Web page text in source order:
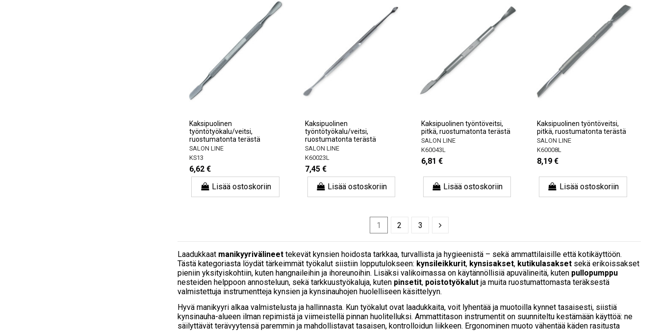
Kaksipuolinen
työntötyökalu/veitsi,
ruostumatonta terästä
SALON LINE
KS13
6,62 €
Lisää ostoskoriin
Kaksipuolinen
työntötyökalu/veitsi,
ruostumatonta terästä
SALON LINE
K60023L
7,45 €
Lisää ostoskoriin
Kaksipuolinen työntöveitsi,
pitkä, ruostumatonta terästä
SALON LINE
K60043L
6,81 €
Lisää ostoskoriin
Kaksipuolinen työntöveitsi,
pitkä, ruostumatonta terästä
SALON LINE
K60008L
8,19 €
Lisää ostoskoriin
1 2 3
Laadukkaat manikyyrivälineet tekevät kynsien hoidosta tarkkaa, turvallista ja hygieenistä – sekä ammattilaisille että kotikäyttöön.
Tästä kategoriasta löydät tärkeimmät työkalut siistiin lopputulokseen: kynsileikkurit, kynsisakset, kutikulasakset sekä erikoissakset
pieniin yksityiskohtiin, kuten hangnaileihin ja ihoreunoihin. Lisäksi valikoimassa on käytännöllisiä apuvälineitä, kuten pullopumppu
nesteiden helppoon annosteluun, sekä tarkkuustyökaluja, kuten pinsetit, poistotyökalut ja muita ruostumattomasta teräksestä
valmistettuja instrumentteja kynsien ja kynsinauhojen huolelliseen käsittelyyn.
Hyvä manikyyri alkaa valmistelusta ja hallinnasta. Kun työkalut ovat laadukkaita, voit lyhentää ja muotoilla kynnet tasaisesti, siistiä
kynsinauha-alueen ilman repimistä ja viimeistellä pinnan huolitelluksi. Ammattitason instrumentit on suunniteltu kestämään käyttöä: ne
säilyttävät terävyytensä paremmin ja mahdollistavat tasaisen, kontrolloidun liikkeen. Ergonominen muoto vähentää käden rasitusta